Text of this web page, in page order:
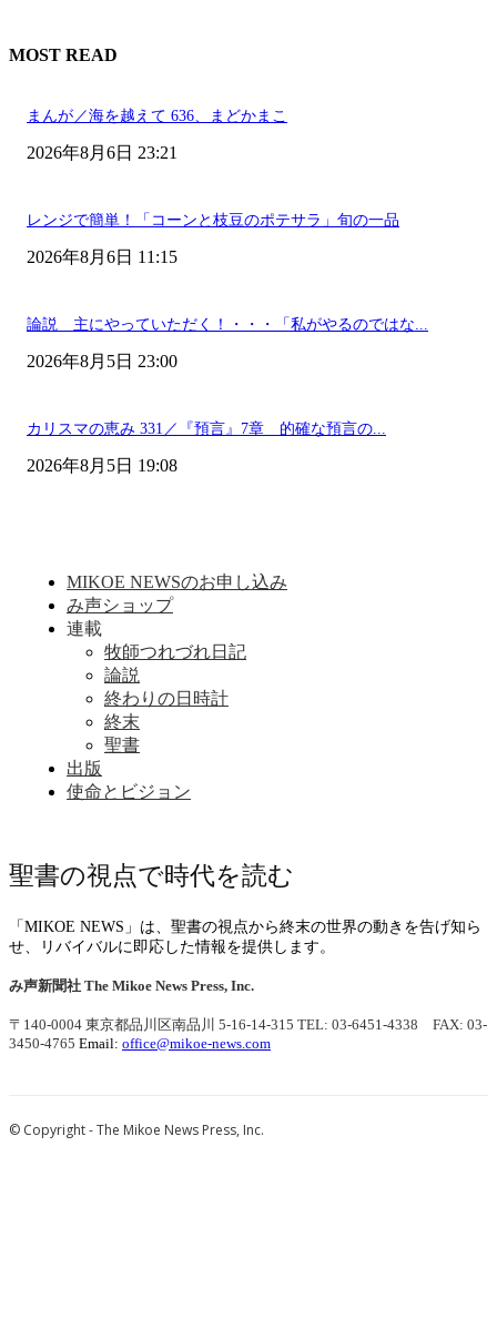
MOST READ
まんが／海を越えて 636、まどかまこ
2026年8月6日 23:21
レンジで簡単！「コーンと枝豆のポテサラ」旬の一品
2026年8月6日 11:15
論説 主にやっていただく！・・・「私がやるのではな...
2026年8月5日 23:00
カリスマの恵み 331／『預言』7章 的確な預言の...
2026年8月5日 19:08
MIKOE NEWSのお申し込み
み声ショップ
連載
牧師つれづれ日記
論説
終わりの日時計
終末
聖書
出版
使命とビジョン
聖書の視点で時代を読む
「MIKOE NEWS」は、聖書の視点から終末の世界の動きを告げ知ら
せ、リバイバルに即応した情報を提供します。
み声新聞社 The Mikoe News Press, Inc.
〒140-0004 東京都品川区南品川 5-16-14-315 TEL: 03-6451-4338 FAX: 03-
3450-4765 Email: office@mikoe-news.com
© Copyright - The Mikoe News Press, Inc.